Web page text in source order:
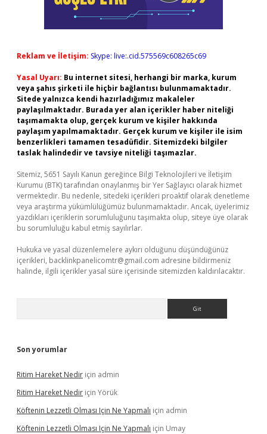
Reklam ve İletişim: Skype: live:.cid.575569c608265c69
Yasal Uyarı: Bu internet sitesi, herhangi bir marka, kurum
veya şahıs şirketi ile hiçbir bağlantısı bulunmamaktadır.
Sitede yalnızca kendi hazırladığımız makaleler
paylaşılmaktadır. Burada yer alan içerikler haber niteliği
taşımamakta olup, gerçek kurum ve kişiler hakkında
paylaşım yapılmamaktadır. Gerçek kurum ve kişiler ile isim
benzerlikleri tamamen tesadüfidir. Sitemizdeki bilgiler
taslak halindedir ve tavsiye niteliği taşımazlar.
Sitemiz, 5651 Sayılı Kanun gereğince Bilgi Teknolojileri ve İletişim
Kurumu (BTK) tarafından onaylanmış bir Yer Sağlayıcı olarak hizmet
vermektedir. Bu nedenle, sitedeki içerikleri proaktif olarak denetleme
veya araştırma yükümlülüğümüz bulunmamaktadır. Ancak, üyelerimiz
yazdıkları içeriklerin sorumluluğunu taşımakta olup, siteye üye olarak
bu sorumluluğu kabul etmiş sayılırlar.
Hukuka ve yasal düzenlemelere aykırı olduğunu düşündüğünüz
içerikleri, backlinkpanelicomtr@gmail.com adresine bildirmeniz
halinde, ilgili içerikler yasal süre içerisinde sitemizden kaldırılacaktır.
Son yorumlar
Ritim Hareket Nedir için admin
Ritim Hareket Nedir için Yörük
Köftenin Lezzetli Olması Için Ne Yapmalı için admin
Köftenin Lezzetli Olması Için Ne Yapmalı için Umay